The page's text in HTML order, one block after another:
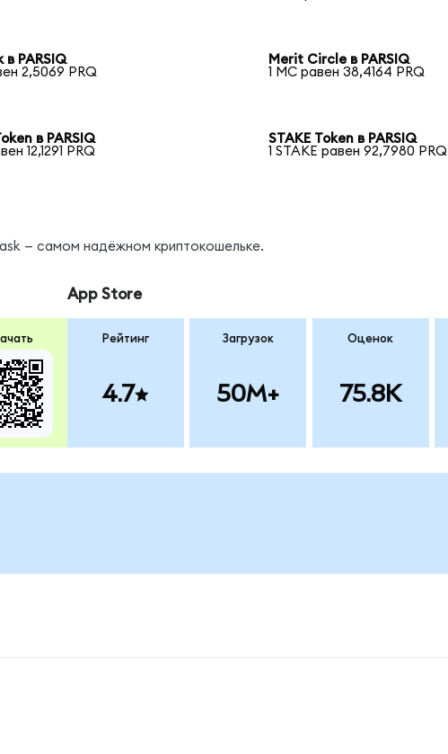
PARSIQ
2,5069 PRQ
Merit Circle в PARSIQ
1 MC равен 38,4164 PRQ
в PARSIQ
12,1291 PRQ
STAKE Token в PARSIQ
1 STAKE равен 92,7980 PRQ
— самом надёжном криптокошельке.
App Store
Рейтинг
4.7
Загрузок
50M+
Оценок
75.8K